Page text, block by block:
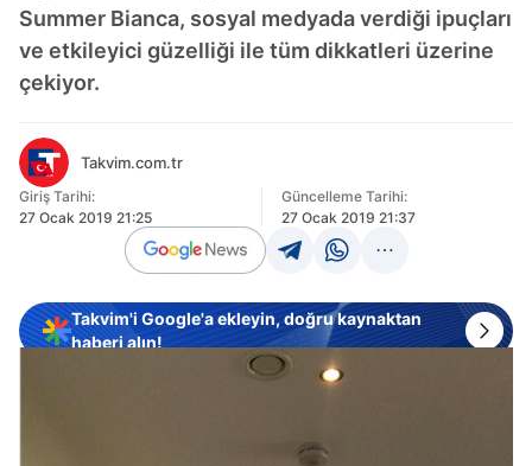
Summer Bianca, sosyal medyada verdiği ipuçları
ve etkileyici güzelliği ile tüm dikkatleri üzerine
çekiyor.
Takvim.com.tr
Giriş Tarihi:
27 Ocak 2019 21:25
Güncelleme Tarihi:
27 Ocak 2019 21:37
Takvim'i Google'a ekleyin, doğru kaynaktan
haberi alın!